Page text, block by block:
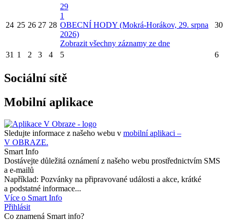
24 25 26 27 28
29
1
OBECNÍ HODY (Mokrá-Horákov, 29. srpna
2026)
Zobrazit všechny záznamy ze dne
30
31 1 2 3 4 5 6
Sociální sítě
Mobilní aplikace
Sledujte informace z našeho webu v mobilní aplikaci –
V OBRAZE.
Smart Info
Dostávejte důležitá oznámení z našeho webu prostřednictvím SMS
a e-mailů
Například: Pozvánky na připravované události a akce, krátké
a podstatné informace...
Více o Smart Info
Přihlásit
Co znamená Smart info?